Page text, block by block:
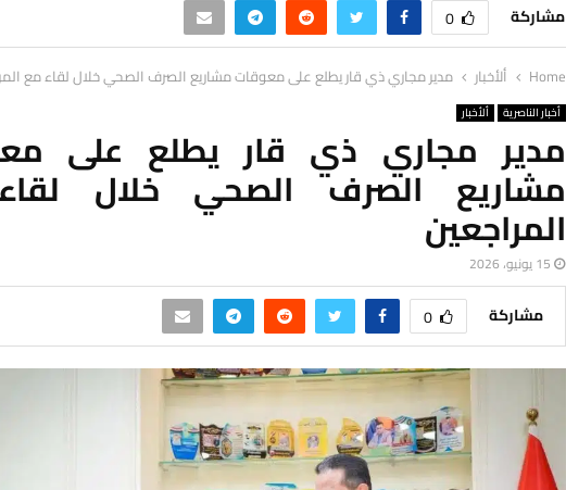
مشاركة 0
Home ألأخبار مدير مجاري ذي قار يطلع على معوقات مشاريع الصرف الصحي خلال لقاء مع
أخبار الناصرية ألأخبار
مدير مجاري ذي قار يطلع على
مشاريع الصرف الصحي خلال
المراجعين
15 يونيو، 2026
مشاركة 0